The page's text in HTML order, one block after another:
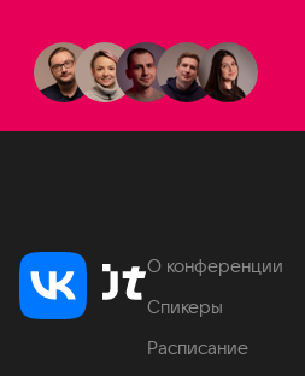
О конференции
Спикеры
Расписание